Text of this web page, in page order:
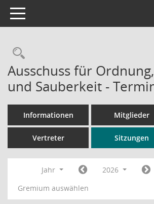
Toggle navigation
Rechercheauswahl
Ausschuss für
und Sauberkeit -
Informationen Mitglieder
Vertreter Sitzungen
Jahr
2026
Gremium auswählen